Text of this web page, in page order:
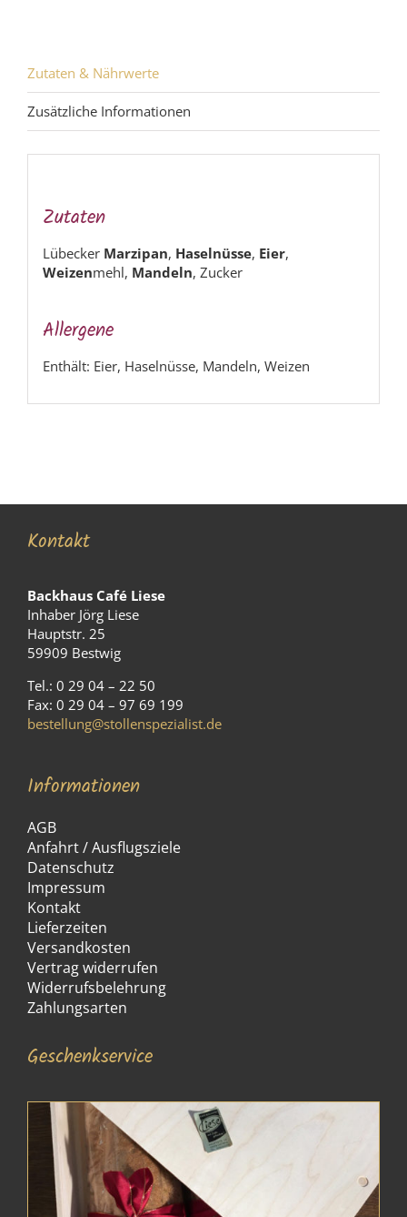
Zutaten & Nährwerte
Zusätzliche Informationen
Zutaten
Lübecker Marzipan, Haselnüsse, Eier,
Weizenmehl, Mandeln, Zucker
Allergene
Enthält: Eier, Haselnüsse, Mandeln, Weizen
Kontakt
Backhaus Café Liese
Inhaber Jörg Liese
Hauptstr. 25
59909 Bestwig
Tel.: 0 29 04 – 22 50
Fax: 0 29 04 – 97 69 199
bestellung@stollenspezialist.de
Informationen
AGB
Anfahrt / Ausflugsziele
Datenschutz
Impressum
Kontakt
Lieferzeiten
Versandkosten
Vertrag widerrufen
Widerrufsbelehrung
Zahlungsarten
Geschenkservice